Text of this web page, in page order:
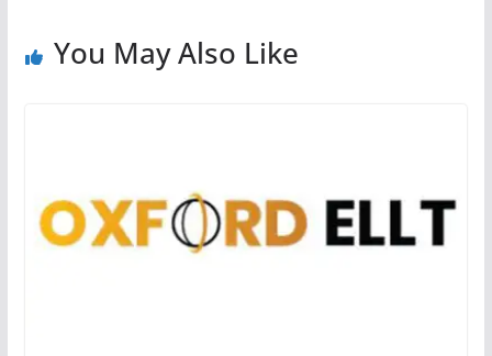
You May Also Like